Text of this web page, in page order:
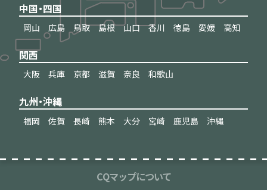
中国・四国
岡山 広島 鳥取 島根 山口 香川 徳島 愛媛 高知
関西
大阪 兵庫 京都 滋賀 奈良 和歌山
九州・沖縄
福岡 佐賀 長崎 熊本 大分 宮崎 鹿児島 沖縄
CQマップについて